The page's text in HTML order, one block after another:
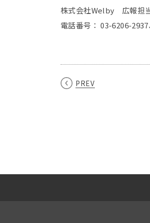
株式会社Welby 広報担
電話番号： 03-6206-
PREV